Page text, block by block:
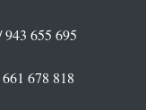
943 655 695
678 818